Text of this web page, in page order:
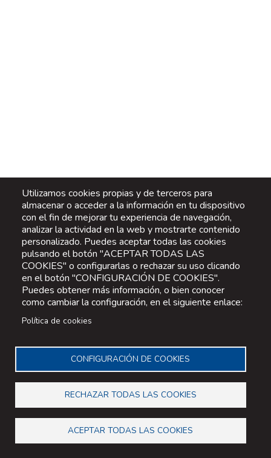
Utilizamos cookies propias y de terceros para
almacenar o acceder a la información en tu dispositivo
con el fin de mejorar tu experiencia de navegación,
analizar la actividad en la web y mostrarte contenido
personalizado. Puedes aceptar todas las cookies
pulsando el botón "ACEPTAR TODAS LAS
COOKIES" o configurarlas o rechazar su uso clicando
en el botón "CONFIGURACIÓN DE COOKIES".
Puedes obtener más información, o bien conocer
como cambiar la configuración, en el siguiente enlace:
Política de cookies
CONFIGURACIÓN DE COOKIES
RECHAZAR TODAS LAS COOKIES
ACEPTAR TODAS LAS COOKIES